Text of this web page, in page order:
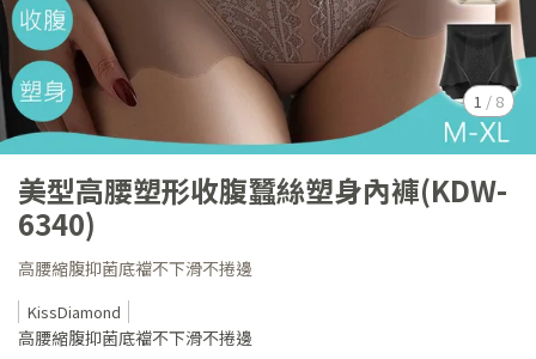
1 / 8
美型高腰塑形收腹蠶絲塑身內褲(KDW-
6340)
高腰縮腹抑菌底襠不下滑不捲邊
KissDiamond
高腰縮腹抑菌底襠不下滑不捲邊